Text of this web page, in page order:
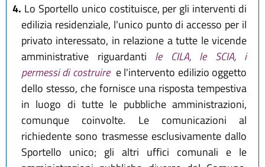
4. Lo Sportello unico costituisce, per gli interventi di
edilizia residenziale, l'unico punto di accesso per il
privato interessato, in relazione a tutte le vicende
amministrative riguardanti le CILA, le SCIA, i
permessi di costruire e l'intervento edilizio oggetto
dello stesso, che fornisce una risposta tempestiva
in luogo di tutte le pubbliche amministrazioni,
comunque coinvolte. Le comunicazioni al
richiedente sono trasmesse esclusivamente dallo
Sportello unico; gli altri uffici comunali e le